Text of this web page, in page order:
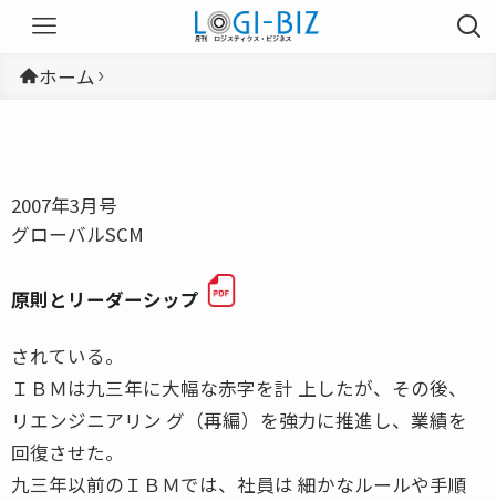
ホーム
2007年3月号
グローバルSCM
原則とリーダーシップ
されている。
ＩＢＭは九三年に大幅な赤字を計 上したが、その後、
リエンジニアリン グ（再編）を強力に推進し、業績を
回復させた。
九三年以前のＩＢＭでは、社員は 細かなルールや手順